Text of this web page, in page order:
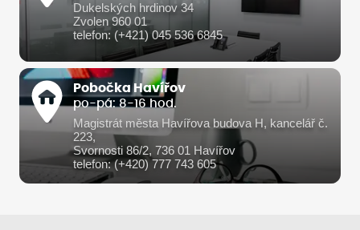
Dukelských hrdinov 34
Zvolen 960 01
telefon: (+421) 045 536 6845
Pobočka Havířov
po-pá: 8-16 hod.
Magistrát města Havířova budova H, kancelář č.
223,
Svornosti 86/2, 736 01 Havířov
telefon: (+420) 777 743 605